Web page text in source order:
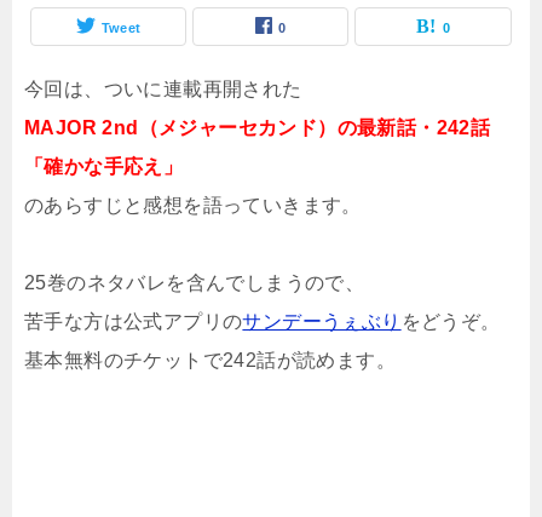
Tweet 0 0
今回は、ついに連載再開された
MAJOR 2nd（メジャーセカンド）の最新話・242話
「確かな手応え」
のあらすじと感想を語っていきます。
25巻のネタバレを含んでしまうので、
苦手な方は公式アプリのサンデーうぇぶり をどうぞ。
基本無料のチケットで242話が読めます。